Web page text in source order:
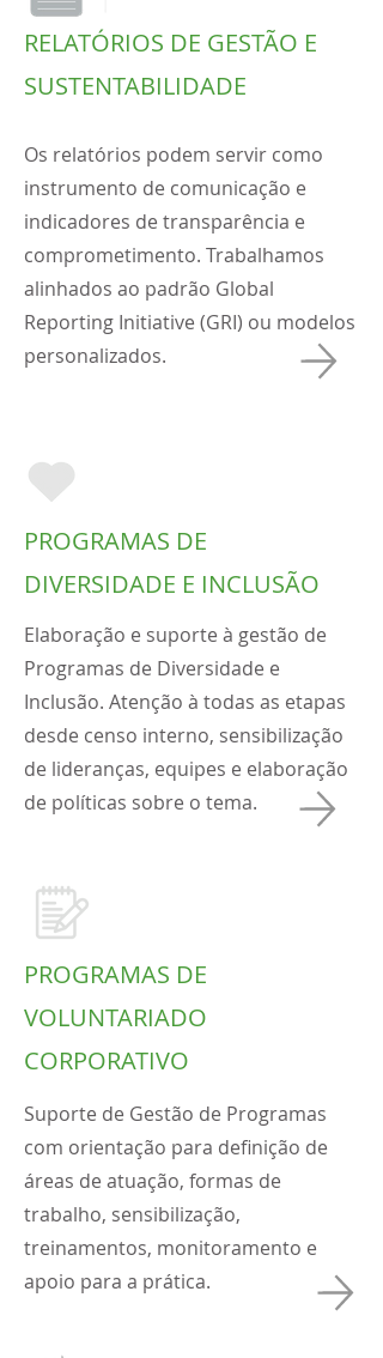
RELATÓRIOS DE GESTÃO E
SUSTENTABILIDADE
Os relatórios podem servir como
instrumento de comunicação e
indicadores de transparência e
comprometimento. Trabalhamos
alinhados ao padrão Global
Reporting Initiative (GRI) ou modelos
personalizados.
PROGRAMAS DE
DIVERSIDADE E INCLUSÃO
Elaboração e suporte à gestão de
Programas de Diversidade e
Inclusão. Atenção à todas as etapas
desde censo interno, sensibilização
de lideranças, equipes e elaboração
de políticas sobre o tema.
PROGRAMAS DE
VOLUNTARIADO
CORPORATIVO
Suporte de Gestão de Programas
com orientação para definição de
áreas de atuação, formas de
trabalho, sensibilização,
treinamentos, monitoramento e
apoio para a prática.